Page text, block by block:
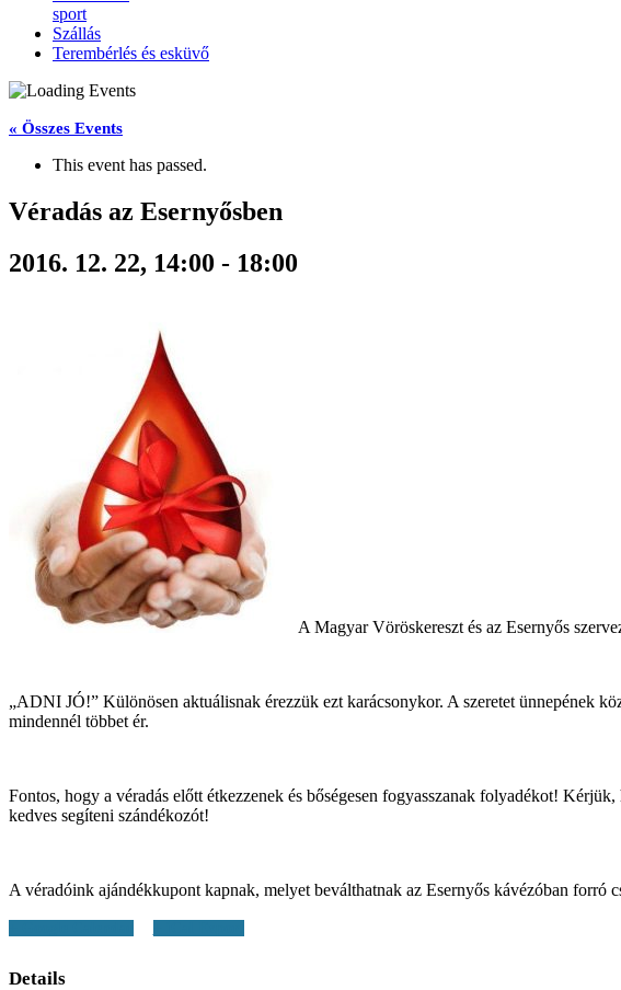
sport
Szállás
Terembérlés és esküvő
« Összes Events
This event has passed.
Véradás az Esernyősben
2016. 12. 22, 14:00 - 18:00
A Magyar Vöröskereszt és az Esernyős
„ADNI JÓ!” Különösen aktuálisnak érezzük ezt karácsonykor. A szeretet ünnepének
mindennél többet ér.
Fontos, hogy a véradás előtt étkezzenek és bőségesen fogyasszanak folyadékot!
kedves segíteni szándékozót!
A véradóink ajándékkupont kapnak, melyet beválthatnak az Esernyős kávézóban forró
Details